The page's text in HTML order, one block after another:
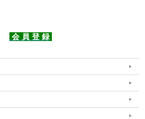
会 員 登 録